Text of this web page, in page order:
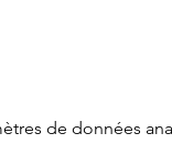
de données